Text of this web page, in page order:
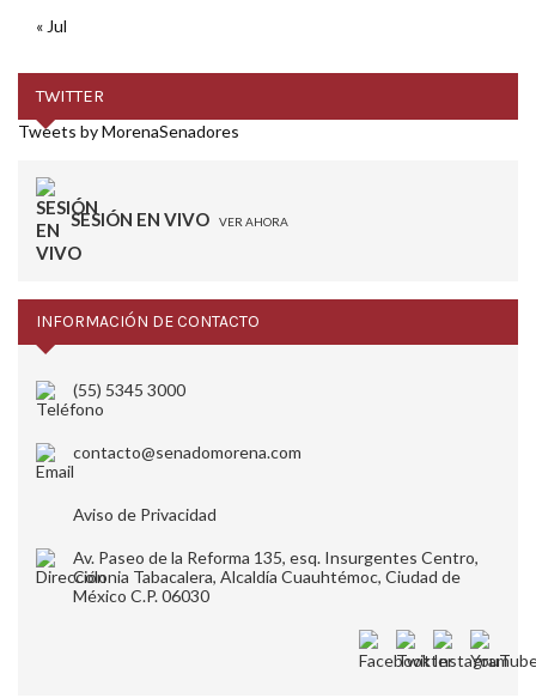
« Jul
TWITTER
Tweets by MorenaSenadores
SESIÓN EN VIVO VER AHORA
INFORMACIÓN DE CONTACTO
(55) 5345 3000
contacto@senadomorena.com
Aviso de Privacidad
Av. Paseo de la Reforma 135, esq. Insurgentes Centro,
Colonia Tabacalera, Alcaldía Cuauhtémoc, Ciudad de
México C.P. 06030